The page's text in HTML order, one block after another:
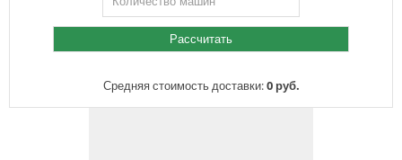
Средняя стоимость доставки:0 руб.